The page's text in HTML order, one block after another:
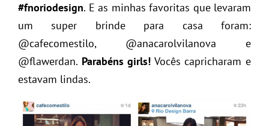
#fnoriodesign. E as minhas favoritas que levaram
um super brinde para casa foram:
@cafecomestilo, @anacarolvilanova e
@flawerdan. Parabéns girls! Vocês capricharam e
estavam lindas.